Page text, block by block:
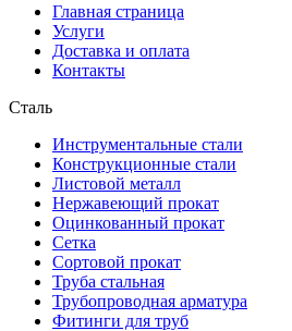
Главная страница
Услуги
Доставка и оплата
Контакты
Сталь
Инструментальные стали
Конструкционные стали
Листовой металл
Нержавеющий прокат
Оцинкованный прокат
Сетка
Сортовой прокат
Труба стальная
Трубопроводная арматура
Фитинги для труб